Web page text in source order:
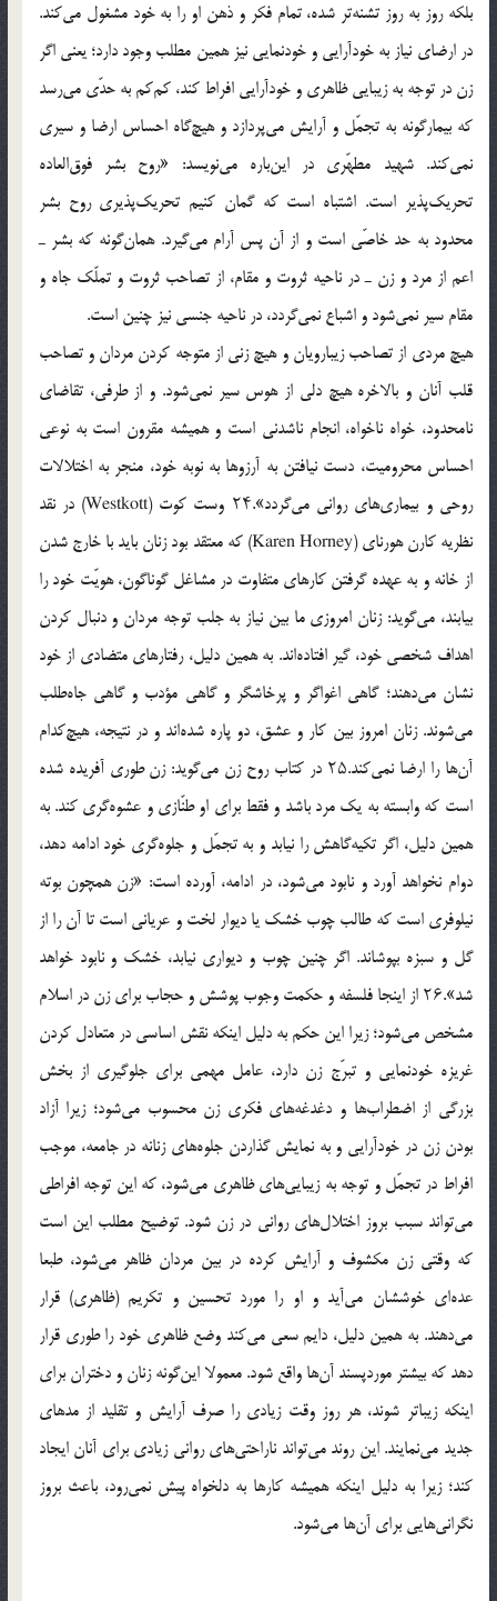
بلکه روز به روز تشنه‌تر شده، تمام فکر و ذهن او را به خود مشغول می‌کند.
در ارضای نیاز به خودآرایی و خودنمایی نیز همین مطلب وجود دارد؛ یعنی اگر
زن در توجه به زیبایی ظاهری و خودآرایی افراط کند، کم‌کم به حدّی می‌رسد
که بیمارگونه به تجمّل و آرایش می‌پردازد و هیچ‌گاه احساس ارضا و سیری
نمی‌کند. شهید مطهّری در این‌باره می‌نویسد: «روح بشر فوق‌العاده
تحریک‌پذیر است. اشتباه است که گمان کنیم تحریک‌پذیری روح بشر
محدود به حد خاصّی است و از آن پس آرام می‌گیرد. همان‌گونه که بشر ـ
اعم از مرد و زن ـ در ناحیه ثروت و مقام، از تصاحب ثروت و تملّک جاه و
مقام سیر نمی‌شود و اشباع نمی‌گردد، در ناحیه جنسی نیز چنین است.
هیچ مردی از تصاحب زیبارویان و هیچ زنی از متوجه کردن مردان و تصاحب
قلب آنان و بالاخره هیچ دلی از هوس سیر نمی‌شود. و از طرفی، تقاضای
نامحدود، خواه ناخواه، انجام ناشدنی است و همیشه مقرون است به نوعی
احساس محرومیت، دست نیافتن به آرزوها به نوبه خود، منجر به اختلالات
روحی و بیماری‌های روانی می‌گردد».۲۴ وست کوت (Westkott) در نقد
نظریه کارن هورنای (Karen Horney) که معتقد بود زنان باید با خارج شدن
از خانه و به عهده گرفتن کارهای متفاوت در مشاغل گوناگون، هویّت خود را
بیابند، می‌گوید: زنان امروزی ما بین نیاز به جلب توجه مردان و دنبال کردن
اهداف شخصی خود، گیر افتاده‌اند. به همین دلیل، رفتارهای متضادی از خود
نشان می‌دهند؛ گاهی اغواگر و پرخاشگر و گاهی مؤدب و گاهی جاه‌طلب
می‌شوند. زنان امروز بین کار و عشق، دو پاره شده‌اند و در نتیجه، هیچ‌کدام
آن‌ها را ارضا نمی‌کند.۲۵ در کتاب روح زن می‌گوید: زن طوری آفریده شده
است که وابسته به یک مرد باشد و فقط برای او طنّازی و عشوه‌گری کند. به
همین دلیل، اگر تکیه‌گاهش را نیابد و به تجمّل و جلوه‌گری خود ادامه دهد،
دوام نخواهد آورد و نابود می‌شود، در ادامه، آورده است: «زن همچون بوته
نیلوفری است که طالب چوب خشک یا دیوار لخت و عریانی است تا آن را از
گل و سبزه بپوشاند. اگر چنین چوب و دیواری نیابد، خشک و نابود خواهد
شد».۲۶ از اینجا فلسفه و حکمت وجوب پوشش و حجاب برای زن در اسلام
مشخص می‌شود؛ زیرا این حکم به دلیل اینکه نقش اساسی در متعادل کردن
غریزه خودنمایی و تبرّج زن دارد، عامل مهمی برای جلوگیری از بخش
بزرگی از اضطراب‌ها و دغدغه‌های فکری زن محسوب می‌شود؛ زیرا آزاد
بودن زن در خودآرایی و به نمایش گذاردن جلوه‌های زنانه در جامعه، موجب
افراط در تجمّل و توجه به زیبایی‌های ظاهری می‌شود، که این توجه افراطی
می‌تواند سبب بروز اختلال‌های روانی در زن شود. توضیح مطلب این است
که وقتی زن مکشوف و آرایش کرده در بین مردان ظاهر می‌شود، طبعا
عده‌ای خوششان می‌آید و او را مورد تحسین و تکریم (ظاهری) قرار
می‌دهند. به همین دلیل، دایم سعی می‌کند وضع ظاهری خود را طوری قرار
دهد که بیشتر موردپسند آن‌ها واقع شود. معمولا این‌گونه زنان و دختران برای
اینکه زیباتر شوند، هر روز وقت زیادی را صرف آرایش و تقلید از مدهای
جدید می‌نمایند. این روند می‌تواند ناراحتی‌های روانی زیادی برای آنان ایجاد
کند؛ زیرا به دلیل اینکه همیشه کارها به دلخواه پیش نمی‌رود، باعث بروز
نگرانی‌هایی برای آن‌ها می‌شود.